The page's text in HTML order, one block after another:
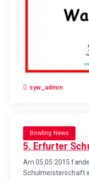
syw_admin
Bowling News
5. Erfurter
Am 05.05.2015
Schulmeisterschaft